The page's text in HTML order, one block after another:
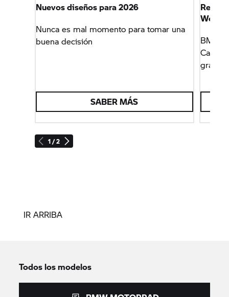
1 / 2
Nuevos diseños para 2026
Nunca es mal momento para tomar una
buena decisión
SABER MÁS
BMW
gracias
IR ARRIBA
Todos los modelos